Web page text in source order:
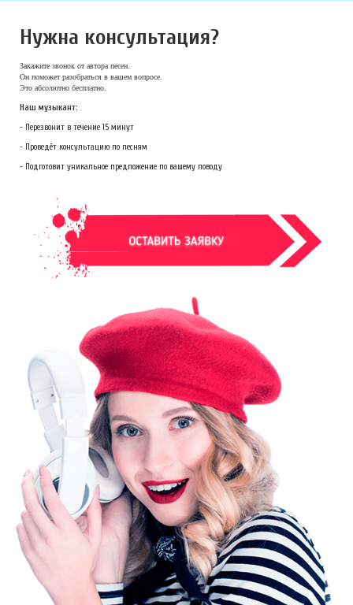
Нужна консультация?
Закажите звонок от автора песен.
Он поможет разобраться в вашем вопросе.
Это абсолютно бесплатно.
Наш музыкант:
- Перезвонит в течение 15 минут
- Проведёт консультацию по песням
- Подготовит уникальное предложение по вашему поводу